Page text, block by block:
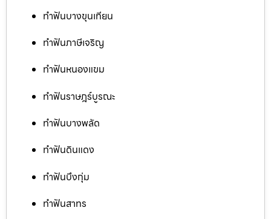
ทำฟันบางขุนเทียน
ทำฟันภาษีเจริญ
ทำฟันหนองแขม
ทำฟันราษฎร์บูรณะ
ทำฟันบางพลัด
ทำฟันดินแดง
ทำฟันบึงกุ่ม
ทำฟันสาทร